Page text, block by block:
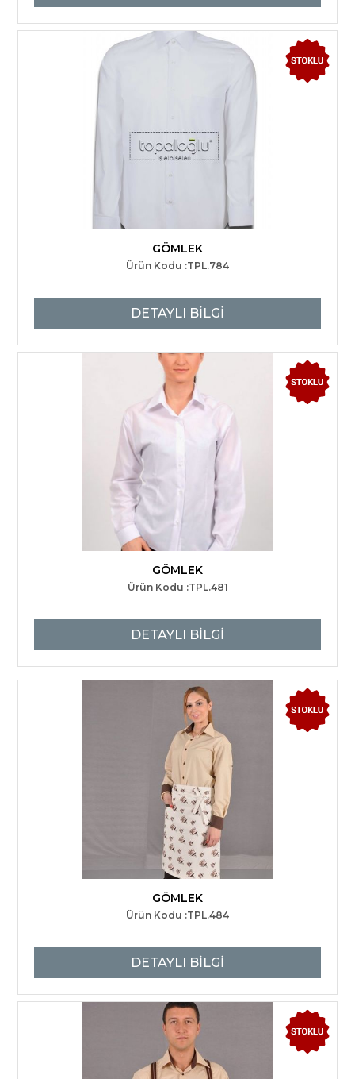
GÖMLEK
Ürün Kodu :TPL.784
DETAYLI BİLGİ
GÖMLEK
Ürün Kodu :TPL.481
DETAYLI BİLGİ
GÖMLEK
Ürün Kodu :TPL.484
DETAYLI BİLGİ